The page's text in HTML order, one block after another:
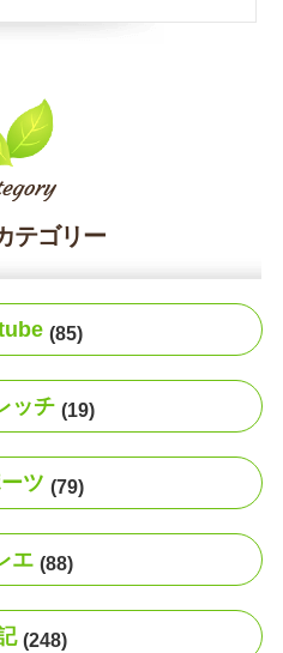
テゴリー
(85)
ッチ (19)
ツ (79)
エ (88)
(248)